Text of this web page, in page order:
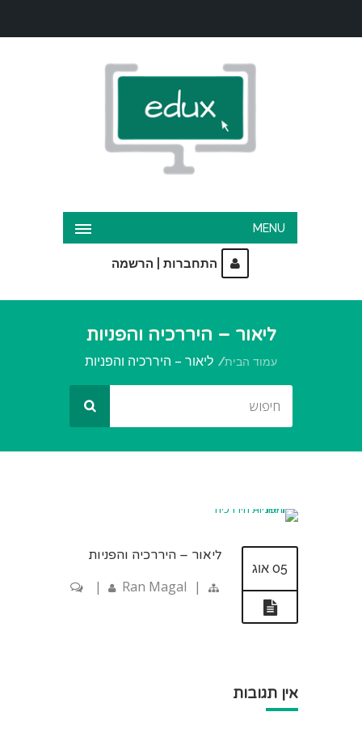
MENU
התחברות הרשמה
ליאור – היררכיה והפניות
עמוד הבית ליאור – היררכיה והפניות
05 אוג
ליאור – היררכיה והפניות
Ran Magal |
|
אין תגובות